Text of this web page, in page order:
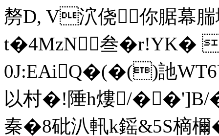
剺D, V泬侥你腒幕腨
t�4MzN叁�r!YK�
0J:EAiQ�(�()訑
以村�!陲h熡/��']B/
秦�8砒汃軐k鎐&5S樀